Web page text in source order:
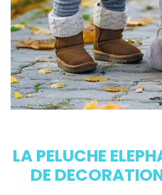
LA PELUCHE
DE